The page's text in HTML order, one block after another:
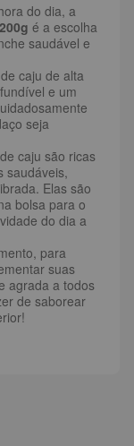
do dia, a
é a escolha
saudável e
caju de alta
e um
seja
caju são ricas
saudáveis,
Elas são
bolsa para o
do dia a
para
suas
agrada a todos
de saborear